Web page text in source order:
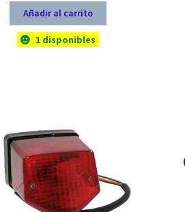
original
era:
$ 34.900.
es:
$ 24.430.
Añadir al carrito
1 disponibles